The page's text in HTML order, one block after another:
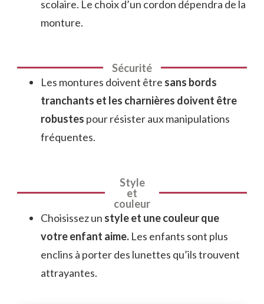
scolaire. Le choix d’un cordon dépendra de la
monture.
Sécurité
Les montures doivent être sans bords
tranchants et les charnières doivent être
robustes pour résister aux manipulations
fréquentes.
Style
et
couleur
Choisissez un style et une couleur que
votre enfant aime. Les enfants sont plus
enclins à porter des lunettes qu’ils trouvent
attrayantes.